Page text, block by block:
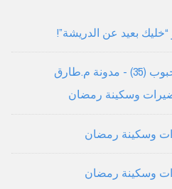
“خليك بعيد عن الدريشة”!
أنا لم أنساكم: إحياء جائزة المحبوب (35) - مدونة م.طارق
وسكينة رمضان
وسكينة رمضان
وسكينة رمضان